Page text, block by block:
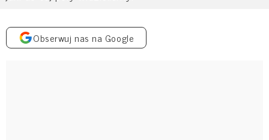
Obserwuj nas na Google